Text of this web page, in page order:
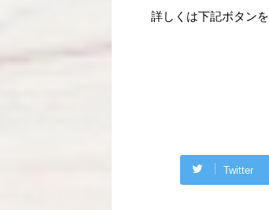
詳しくは下記ボタン
Twitter